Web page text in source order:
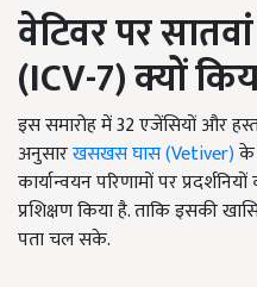
वेटिवर पर सातवां
(ICV-7)क्यों
इस समारोह में 32एजेंसियों और
अनुसारखसखस घास (Vetiver)के
कार्यान्वयन परिणामों पर प्रदर्शनियों
प्रशिक्षण किया है. ताकि इसकी
पता चल सके.